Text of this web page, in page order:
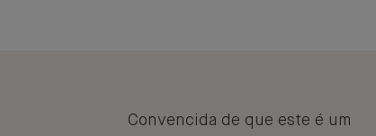
Convencida de que este é um